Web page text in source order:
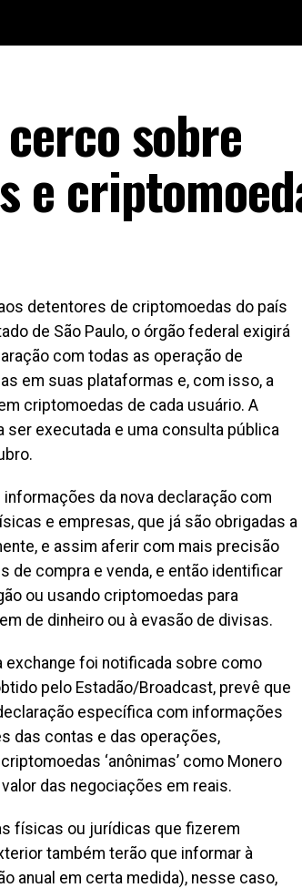
sobre
e
detentores de criptomoedas do país
de São Paulo, o órgão federal exigirá
com todas as operação de
em suas plataformas e, com isso, a
criptomoedas de cada usuário. A
ser executada e uma consulta pública
da nova declaração com
e empresas, que já são obrigadas a
e assim aferir com mais precisão
compra e venda, e então identificar
ou usando criptomoedas para
de dinheiro ou à evasão de divisas.
exchange foi notificada sobre como
pelo Estadão/Broadcast, prevê que
específica com informações
das contas e das operações,
‘anônimas’ como Monero
das negociações em reais.
físicas ou jurídicas que fizerem
também terão que informar à
anual em certa medida), nesse caso,